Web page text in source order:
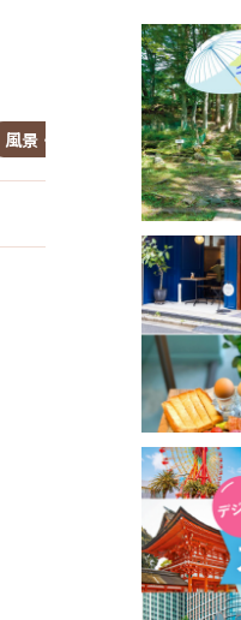
風景・景色 名所・旧跡